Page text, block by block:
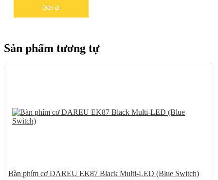
Sản phẩm tương tự
Bàn phím cơ DAREU EK87 Black Multi-LED (Blue Switch)